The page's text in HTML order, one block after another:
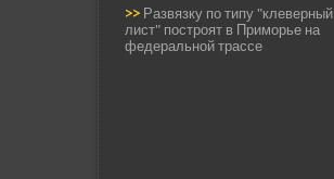
>> Развязку по типу "клеверный
лист" построят в Приморье на
федеральной трассе